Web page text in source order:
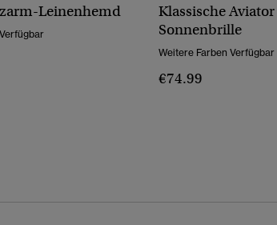
Leinenhemd
Klassische Aviator
Sonnenbrille
Weitere Farben Verfügbar
€74.99